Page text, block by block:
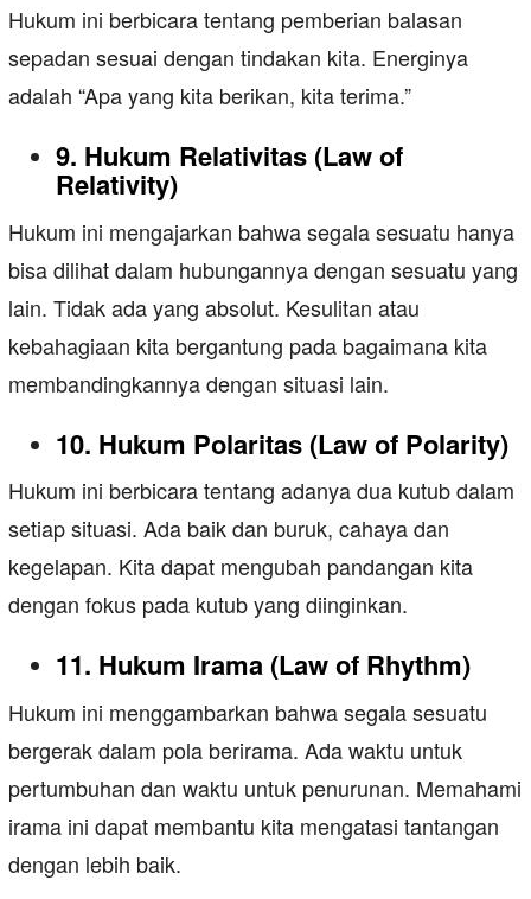
Hukum ini berbicara tentang pemberian balasan
sepadan sesuai dengan tindakan kita. Energinya
adalah “Apa yang kita berikan, kita terima.”
9. Hukum Relativitas (Law of
Relativity)
Hukum ini mengajarkan bahwa segala sesuatu hanya
bisa dilihat dalam hubungannya dengan sesuatu yang
lain. Tidak ada yang absolut. Kesulitan atau
kebahagiaan kita bergantung pada bagaimana kita
membandingkannya dengan situasi lain.
10. Hukum Polaritas (Law of Polarity)
Hukum ini berbicara tentang adanya dua kutub dalam
setiap situasi. Ada baik dan buruk, cahaya dan
kegelapan. Kita dapat mengubah pandangan kita
dengan fokus pada kutub yang diinginkan.
11. Hukum Irama (Law of Rhythm)
Hukum ini menggambarkan bahwa segala sesuatu
bergerak dalam pola berirama. Ada waktu untuk
pertumbuhan dan waktu untuk penurunan. Memahami
irama ini dapat membantu kita mengatasi tantangan
dengan lebih baik.